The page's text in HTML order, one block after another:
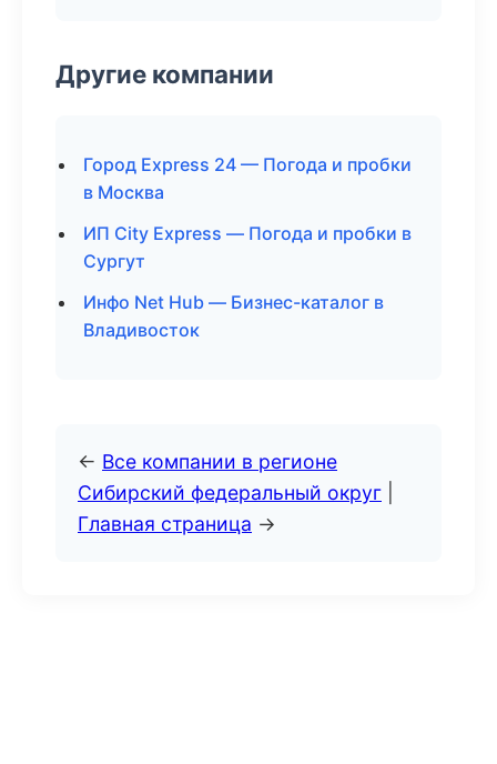
Другие компании
Город Express 24 — Погода и пробки
в Москва
ИП City Express — Погода и пробки в
Сургут
Инфо Net Hub — Бизнес-каталог в
Владивосток
← Все компании в регионе
Сибирский федеральный округ
Главная страница →